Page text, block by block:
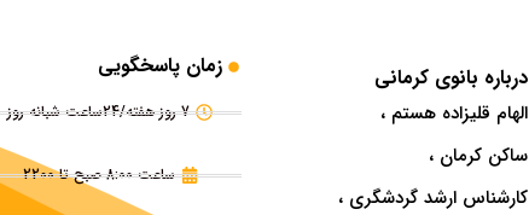
درباره بانوی کرمانی
الهام قلیزاده هستم ،
ساکن کرمان ،
کارشناس ارشد گردشگری ،
زمان پاسخگویی
7 روز هفته/24ساعت شبانه روز
ساعت 8:00 صبح تا 2200